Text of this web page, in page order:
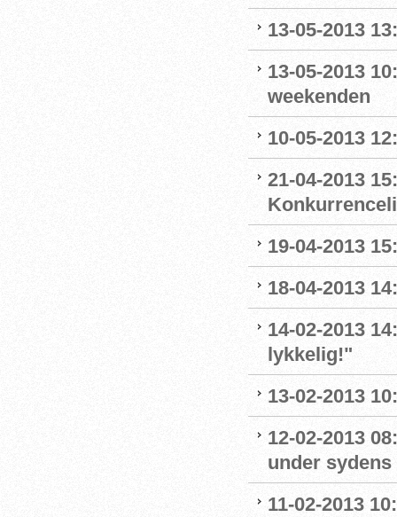
13-05-2013
13-05-2013
weekenden
10-05-2013
21-04-2013
19-04-2013
18-04-2013
14-02-2013
lykkelig!"
13-02-2013
12-02-2013
under sydens
11-02-2013